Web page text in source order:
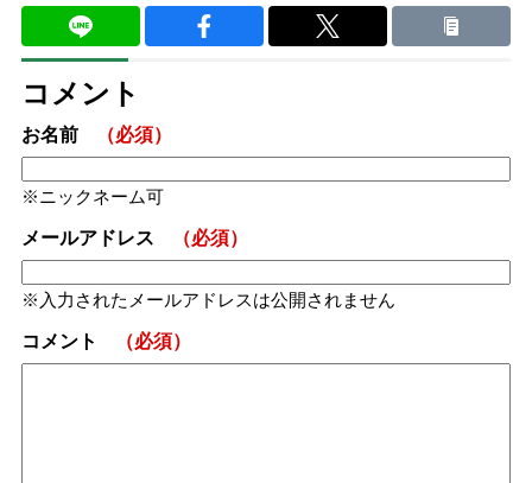
コメント
お名前 （必須）
ニックネーム可
メールアドレス （必須）
入力されたメールアドレスは公開されません
コメント （必須）